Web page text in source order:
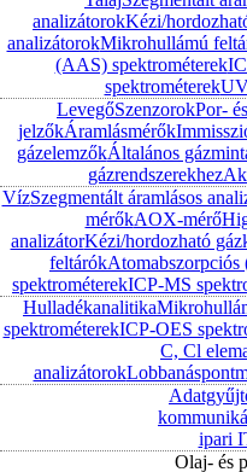
analizátorokKézi/
analizátorokMikrohullámú
(AAS) spektrométerek
spektrométerek
LevegőSzenzorokPor-
jelzőkÁramlásmérők
gázelemzőkÁltalános
gázrendszerekhez
VízSzegmentált áramlásos
mérőkAOX-mérő
analizátorKézi/hordozható
feltárók
spektrométerekICP-MS
Hulladékanalitika
spektrométerekICP-OES
C, Cl
analizátorok
ipari
Olaj- és